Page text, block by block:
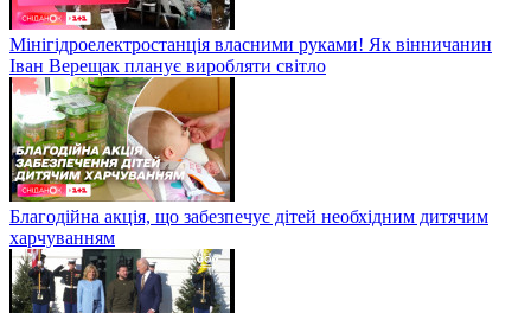
Мінігідроелектростанція власними руками! Як вінничанин
Іван Верещак планує виробляти світло
Благодійна акція, що забезпечує дітей необхідним дитячим
харчуванням